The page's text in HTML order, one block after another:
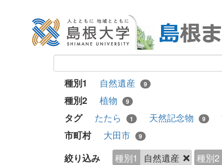
種別1 自然遺産 9
種別2 植物 9
タグ たたら 1 天然記念物 9
市町村
大田市 9
絞り込み 種別1 自然遺産
種別2